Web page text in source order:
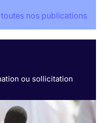
nos publications
ou sollicitation